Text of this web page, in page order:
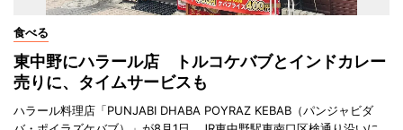
食べる
東中野にハラール店 トルコケバブとインドカレー
売りに、タイムサービスも
ハラール料理店「PUNJABI DHABA POYRAZ KEBAB（パンジャビダ